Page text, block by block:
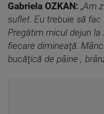
Gabriela OZKAN: „Am
suflet. Eu trebuie să fac
Pregătim micul dejun la
fiecare dimineaţă.
bucăţică de pâine ,